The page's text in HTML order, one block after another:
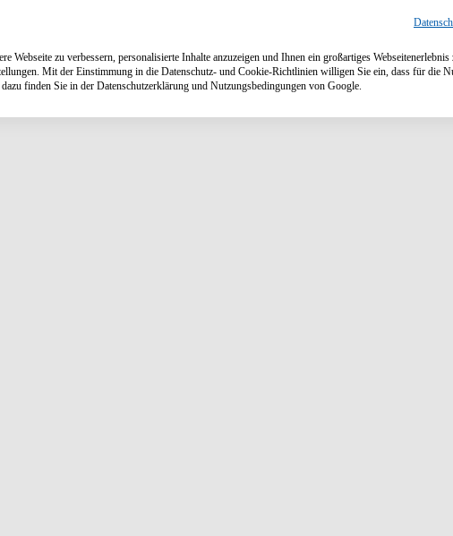
Webseite zu verbessern, personalisierte Inhalte anzuzeigen und Ihnen ein großartiges
Mit der Einstimmung in die Datenschutz- und Cookie-Richtlinien willigen Sie ein, dass für die
finden Sie in der Datenschutzerklärung und Nutzungsbedingungen von Google.